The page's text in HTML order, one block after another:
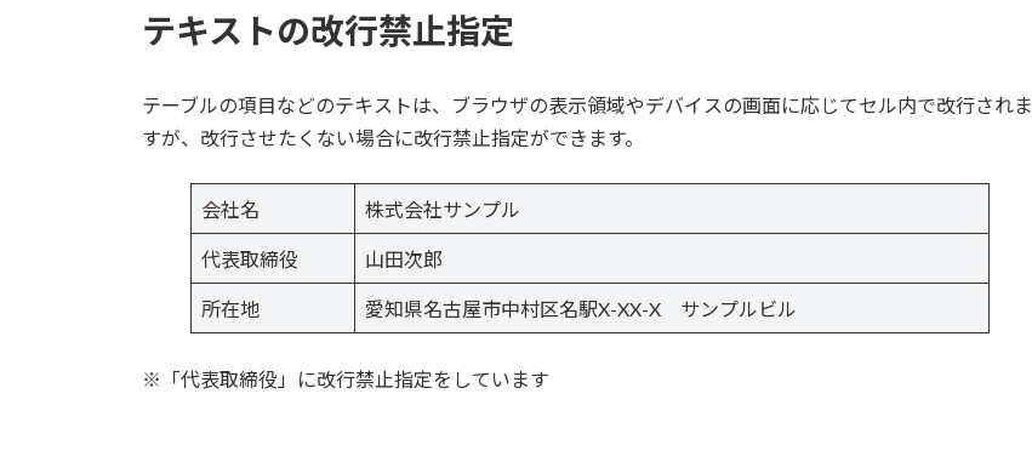
テキストの改行禁止指定
テーブルの項目などのテキストは、ブラウザの表示領域やデバイスの画面に応じてセル内で改行されま
すが、改行させたくない場合に改行禁止指定ができます。
会社名 株式会社サンプル
代表取締役 山田次郎
所在地 愛知県名古屋市中村区名駅X-XX-X サンプルビル
※「代表取締役」に改行禁止指定をしています